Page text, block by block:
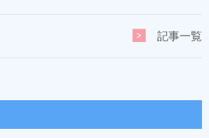
記事一覧